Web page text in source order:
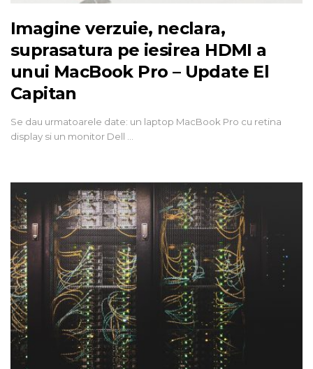
Imagine verzuie, neclara,
suprasatura pe iesirea HDMI a
unui MacBook Pro – Update El
Capitan
Se dau urmatoarele date: un laptop MacBook Pro cu retina
display si un monitor Dell …